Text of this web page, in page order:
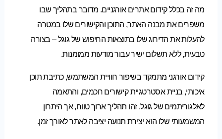
מה זה בכלל קידום אתרים אורגניים. מדובר בתהליך שבו
משפרים את מבנה האתר, התוכן והקישורים שלו במטרה
להעלות את הדירוג שלו בתוצאות החיפוש של גוגל – בצורה
טבעית, ללא תשלום ישיר עבור מודעות ממומנות.
קידום אורגני מתמקד בשיפור חוויית המשתמש, כתיבת תוכן
איכותי, בניית אסטרטגיית קישורים חכמים, והתאמה
לאלגוריתמים של גוגל. זהו תהליך ארוך טווח, אך היתרון
המשמעותי שלו הוא יצירת תנועה יציבה לאתר לאורך זמן.